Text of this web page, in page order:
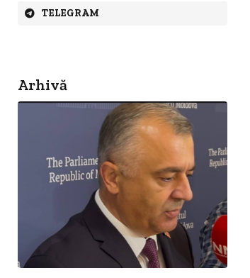
TELEGRAM
Arhivă